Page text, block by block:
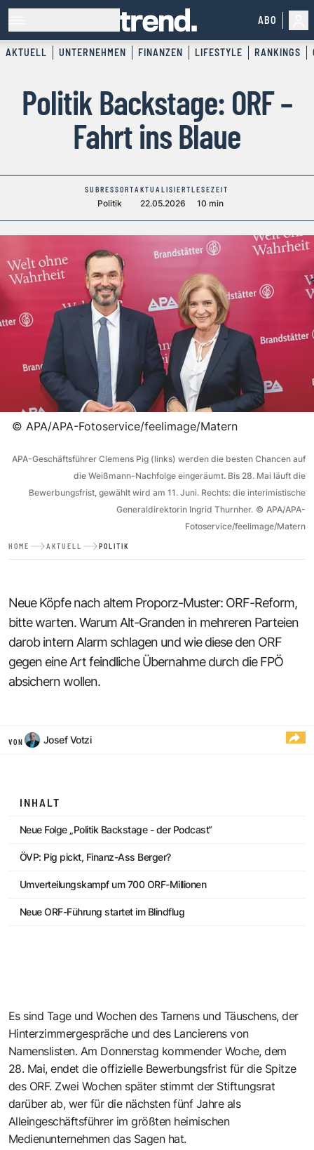
ABO
AKTUELL UNTERNEHMEN FINANZEN LIFESTYLE RANKINGS
Politik Backstage: ORF –
Fahrt ins Blaue
SUBRESSORT
Politik
AKTUALISIERT
22.05.2026
LESEZEIT
10 min
© APA/APA-Fotoservice/feelimage/Matern
APA-Geschäftsführer Clemens Pig (links) werden die besten Chancen auf
die Weißmann-Nachfolge eingeräumt. Bis 28. Mai läuft die
Bewerbungsfrist, gewählt wird am 11. Juni. Rechts: die interimistische
Generaldirektorin Ingrid Thurnher. © APA/APA-
Fotoservice/feelimage/Matern
HOME AKTUELL POLITIK
Neue Köpfe nach altem Proporz-Muster: ORF-Reform,
bitte warten. Warum Alt-Granden in mehreren Parteien
darob intern Alarm schlagen und wie diese den ORF
gegen eine Art feindliche Übernahme durch die FPÖ
absichern wollen.
VON Josef Votzi
INHALT
Neue Folge „Politik Backstage - der Podcast“
ÖVP: Pig pickt, Finanz-Ass Berger?
Umverteilungskampf um 700 ORF-Millionen
Neue ORF-Führung startet im Blindflug
Es sind Tage und Wochen des Tarnens und Täuschens, der
Hinterzimmergespräche und des Lancierens von
Namenslisten. Am Donnerstag kommender Woche, dem
28. Mai, endet die offizielle Bewerbungsfrist für die Spitze
des ORF. Zwei Wochen später stimmt der Stiftungsrat
darüber ab, wer für die nächsten fünf Jahre als
Alleingeschäftsführer im größten heimischen
Medienunternehmen das Sagen hat.